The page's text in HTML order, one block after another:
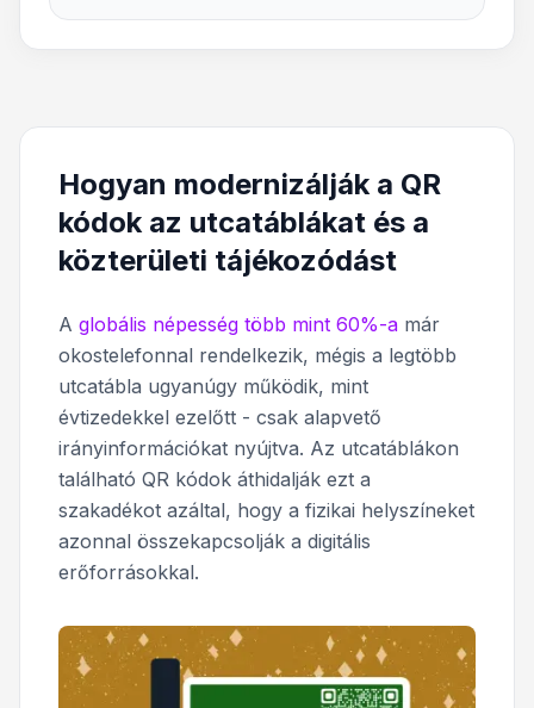
Hogyan modernizálják a QR
kódok az utcatáblákat és a
közterületi tájékozódást
A globális népesség több mint 60%-a már
okostelefonnal rendelkezik, mégis a legtöbb
utcatábla ugyanúgy működik, mint
évtizedekkel ezelőtt - csak alapvető
irányinformációkat nyújtva. Az utcatáblákon
található QR kódok áthidalják ezt a
szakadékot azáltal, hogy a fizikai helyszíneket
azonnal összekapcsolják a digitális
erőforrásokkal.